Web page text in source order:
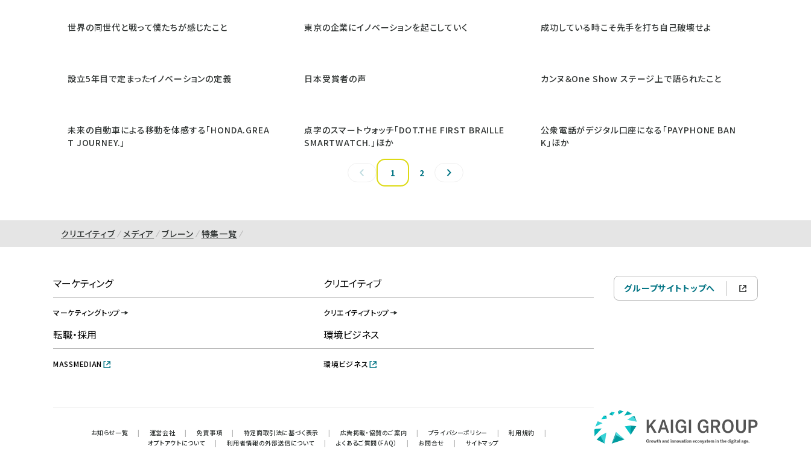
世界の同世代と戦って僕たちが感じたこと 東京の企業にイノベーションを起こしていく 成功している時こそ先手を打ち自己破壊せよ
設立5年目で定まったイノベーションの定義 日本受賞者の声 カンヌ＆One Show ステージ上で語られたこと
未来の自動車による移動を体感する「HONDA.GREA
T JOURNEY.」
点字のスマートウォッチ「DOT.THE FIRST BRAILLE
SMARTWATCH.」ほか
公衆電話がデジタル口座になる「PAYPHONE BAN
K」ほか
1 2
クリエイティブ メディア ブレーン 特集一覧
マーケティング
マーケティングトップ
クリエイティブ
クリエイティブトップ
転職・採用
MASSMEDIAN
環境ビジネス
環境ビジネス
お知らせ一覧 | 運営会社 | 免責事項 | 特定商取引法に基づく表示 | 広告掲載・協賛のご案内 | プライバシーポリシー | 利用規約
|
オプトアウトについて
| 利用者情報の外部送信について | よくあるご質問（FAQ） | お問合せ | サイトマップ
グループサイトトップへ